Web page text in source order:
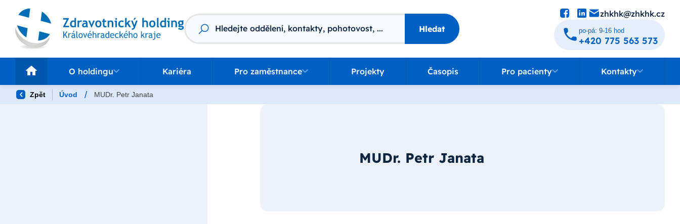
Vyhledávání
Hledat
zhkhk@zhkhk.cz
po-pá: 9-16 hod
+420 775 563 573
O holdingu Kariéra Pro zaměstnance Projekty Časopis Pro pacienty Kontakty
Zpět Úvod / MUDr. Petr Janata
MUDr. Petr Janata